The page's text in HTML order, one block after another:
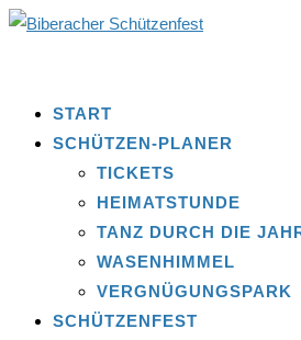
START
SCHÜTZEN-PLANER
TICKETS
HEIMATSTUNDE
TANZ DURCH DIE
WASENHIMMEL
VERGNÜGUNGSPARK
SCHÜTZENFEST